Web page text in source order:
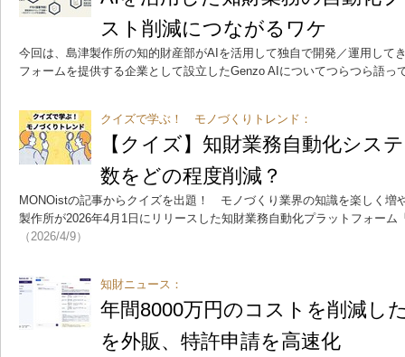
スト削減につながるワケ
今回は、島津製作所の知的財産部がAIを活用して独自で開発／運用して
フォームを提供する企業として設立したGenzo AIについてつらつら語っ
クイズで学ぶ！ モノづくりトレンド：
【クイズ】知財業務自動化シス
数をどの程度削減？
MONOistの記事からクイズを出題！ モノづくり業界の知識を楽しく増
製作所が2026年4月1日にリリースした知財業務自動化プラットフォーム
（2026/4/9）
知財ニュース：
年間8000万円のコストを削減し
を外販、特許申請を高速化